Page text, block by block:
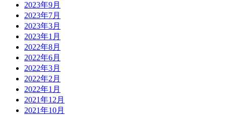
2023年9月
2023年7月
2023年3月
2023年1月
2022年8月
2022年6月
2022年3月
2022年2月
2022年1月
2021年12月
2021年10月